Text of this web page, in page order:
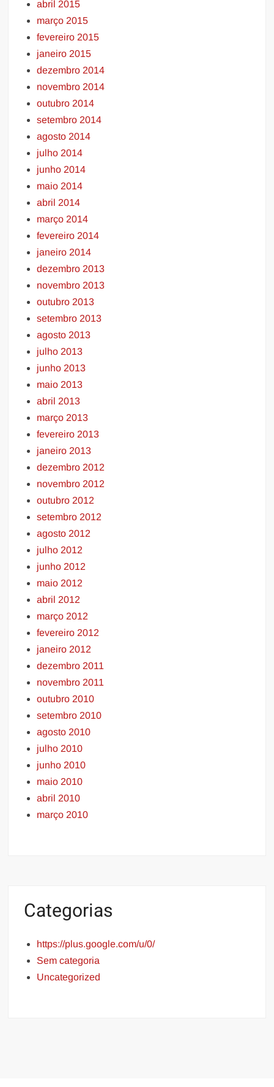
abril 2015
março 2015
fevereiro 2015
janeiro 2015
dezembro 2014
novembro 2014
outubro 2014
setembro 2014
agosto 2014
julho 2014
junho 2014
maio 2014
abril 2014
março 2014
fevereiro 2014
janeiro 2014
dezembro 2013
novembro 2013
outubro 2013
setembro 2013
agosto 2013
julho 2013
junho 2013
maio 2013
abril 2013
março 2013
fevereiro 2013
janeiro 2013
dezembro 2012
novembro 2012
outubro 2012
setembro 2012
agosto 2012
julho 2012
junho 2012
maio 2012
abril 2012
março 2012
fevereiro 2012
janeiro 2012
dezembro 2011
novembro 2011
outubro 2010
setembro 2010
agosto 2010
julho 2010
junho 2010
maio 2010
abril 2010
março 2010
Categorias
https://plus.google.com/u/0/
Sem categoria
Uncategorized